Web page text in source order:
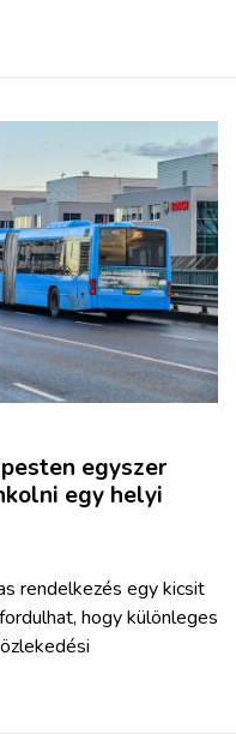
egyszer
egy helyi
rendelkezés egy kicsit
hogy különleges